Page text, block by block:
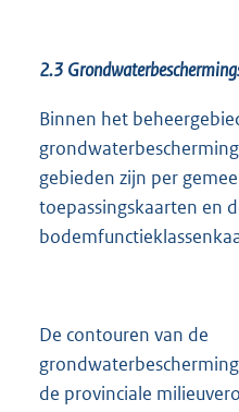
2.3
Binnen het
gebieden zijn per
toepassingskaarten en
De contouren van de
de provinciale